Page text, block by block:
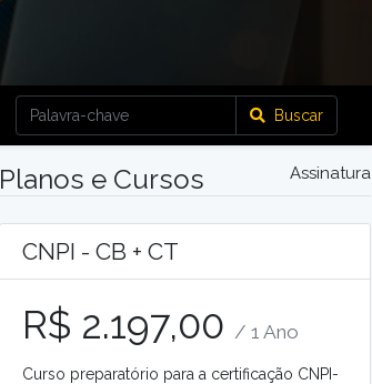
Buscar
Assinatura
Planos e Cursos
CNPI - CB + CT
R$ 2.197,00 / 1 Ano
Curso preparatório para a certificação CNPI-